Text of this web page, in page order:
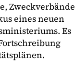
Zweckverbände
eines neuen
Es